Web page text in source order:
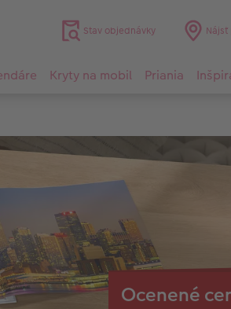
Stav objednávky
Kryty na mobil Priania
Ocenené